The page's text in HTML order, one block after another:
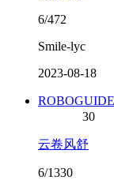
6/472
Smile-lyc
2023-08-18
30
云卷风舒
6/1330